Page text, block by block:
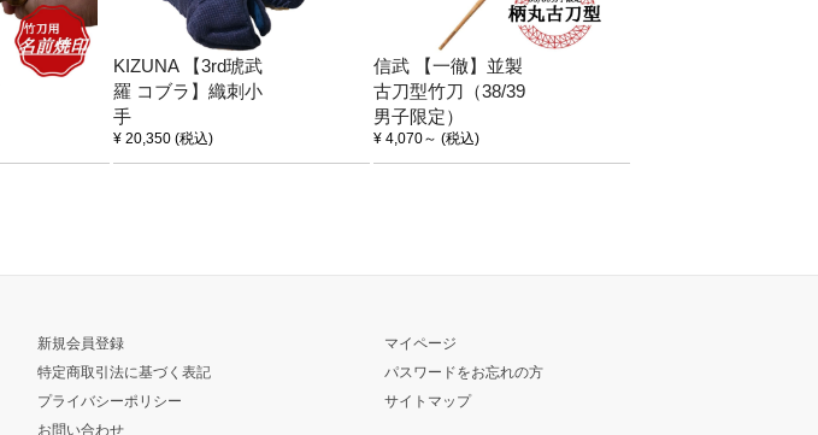
KIZUNA 【3rd琥武
羅 コブラ】織刺小
手
¥ 20,350 (税込)
信武 【一徹】並製
古刀型竹刀（38/39
男子限定）
¥ 4,070～ (税込)
新規会員登録
特定商取引法に基づく表記
プライバシーポリシー
お問い合わせ
マイページ
パスワードをお忘れの方
サイトマップ